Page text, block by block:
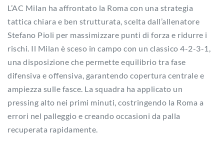
L’AC Milan ha affrontato la Roma con una strategia
tattica chiara e ben strutturata, scelta dall’allenatore
Stefano Pioli per massimizzare punti di forza e ridurre i
rischi. Il Milan è sceso in campo con un classico 4-2-3-1,
una disposizione che permette equilibrio tra fase
difensiva e offensiva, garantendo copertura centrale e
ampiezza sulle fasce. La squadra ha applicato un
pressing alto nei primi minuti, costringendo la Roma a
errori nel palleggio e creando occasioni da palla
recuperata rapidamente.